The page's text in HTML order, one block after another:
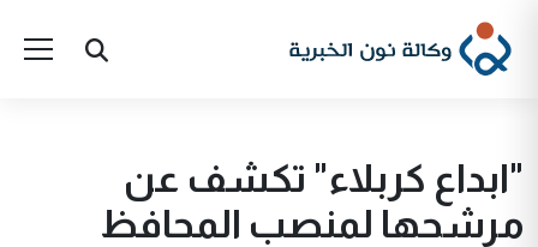
"ابداع كربلاء" تكشف عن
مرشحها لمنصب المحافظ